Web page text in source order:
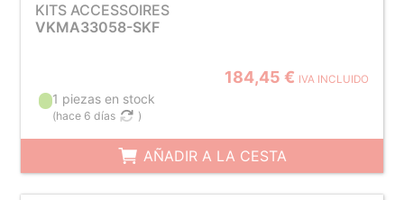
KITS ACCESSOIRES
VKMA33058-SKF
184,45 € IVA INCLUIDO
1 piezas en stock
(hace 6 días )
AÑADIR A LA CESTA